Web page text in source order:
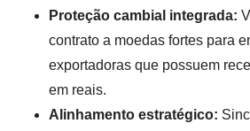
Proteção cambial integrada:
contrato a moedas fortes para
exportadoras que possuem
em reais.
Alinhamento estratégico: